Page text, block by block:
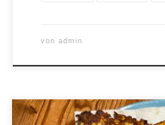
von admin